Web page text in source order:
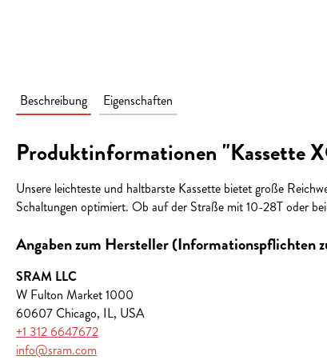
Beschreibung Eigenschaften
Produktinformationen "Kassette
Unsere leichteste und haltbarste Kassette bietet große
Schaltungen optimiert. Ob auf der Straße mit 10-28T oder
Angaben zum Hersteller (Informationspflichten
SRAM LLC
W Fulton Market 1000
60607 Chicago, IL, USA
+1 312 6647672
info@sram.com